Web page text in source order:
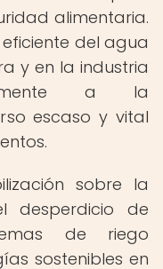
alimentaria.
del agua
y en la industria
a la
escaso y vital
sobre la
desperdicio de
de riego
sostenibles en